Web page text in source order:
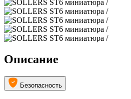
Описание
Безопасность